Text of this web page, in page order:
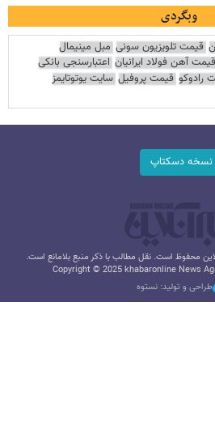
وبگردی
قیمت تلویزیون سونی مبل مینیمال
قیمت آهن فولاد ایرانیان اعتبارسنجی بانکی
رادوکو قیمت پروفیل سایت یوتوتایمز
نسخه دسکتاپ
محفوظ است. نقل مطالب با ذکر منبع بلامانع است.
Copyright © 2025 khabaronline News
طراحی و تولید: نستوه